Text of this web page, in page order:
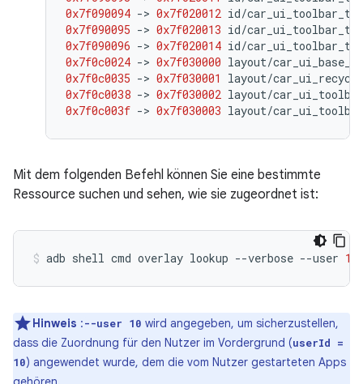
0x7f090094 -> 0x7f020012 id/
0x7f090095 -> 0x7f020013 id/
0x7f090096 -> 0x7f020014 id/
0x7f0c0024 -> 0x7f030000 layout/
0x7f0c0035 -> 0x7f030001 layout/
0x7f0c0038 -> 0x7f030002 layout/car_ui_toolbar
0x7f0c003f -> 0x7f030003 layout/
Mit dem folgenden Befehl können Sie eine bestimmte
Ressource suchen und sehen, wie sie zugeordnet ist:
adb shell cmd overlay lookup --verbose --user 10
Hinweis :--user 10 wird angegeben, um sicherzustellen,
dass die Zuordnung für den Nutzer im Vordergrund (userId =
10) angewendet wurde, dem die vom Nutzer gestarteten Apps